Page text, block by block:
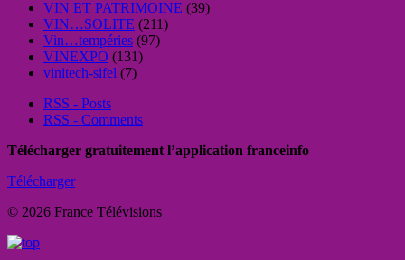
VIN ET PATRIMOINE (39)
VIN…SOLITE (211)
Vin…tempéries (97)
VINEXPO (131)
vinitech-sifel (7)
RSS - Posts
RSS - Comments
Télécharger gratuitement l’application franceinfo
Télécharger
© 2026 France Télévisions